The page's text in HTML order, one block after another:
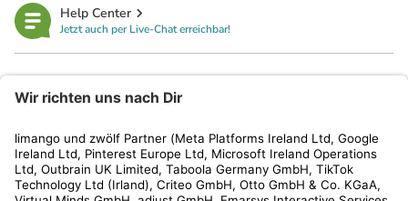
Help Center
Jetzt auch per Live-Chat erreichbar!
Kundenservice